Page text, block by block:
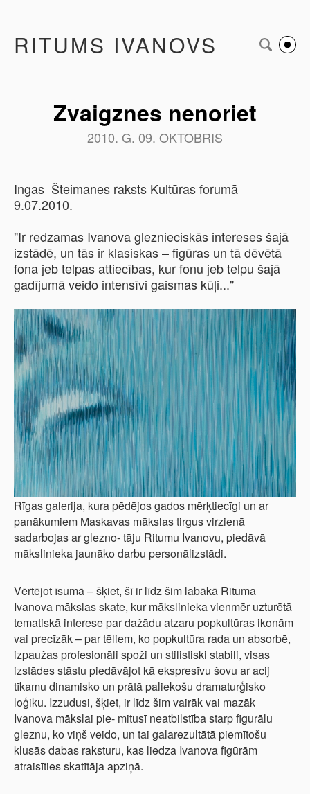
RITUMS IVANOVS
Zvaigznes nenoriet
2010. G. 09. OKTOBRIS
Ingas Šteimanes raksts Kultūras forumā
9.07.2010.
"Ir redzamas Ivanova gleznieciskās intereses šajā
izstādē, un tās ir klasiskas – figūras un tā dēvētā
fona jeb telpas attiecības, kur fonu jeb telpu šajā
gadījumā veido intensīvi gaismas kūļi..."
Rīgas galerija, kura pēdējos gados mērķtiecīgi un ar
panākumiem Maskavas mākslas tirgus virzienā
sadarbojas ar glezno- tāju Ritumu Ivanovu, piedāvā
mākslinieka jaunāko darbu personālizstādi.
Vērtējot īsumā – šķiet, šī ir līdz šim labākā Rituma
Ivanova mākslas skate, kur mākslinieka vienmēr uzturētā
tematiskā interese par dažādu atzaru popkultūras ikonām
vai precīzāk – par tēliem, ko popkultūra rada un absorbē,
izpaužas profesionāli spoži un stilistiski stabili, visas
izstādes stāstu piedāvājot kā ekspresīvu šovu ar acij
tīkamu dinamisko un prātā paliekošu dramaturģisko
loģiku. Izzudusi, šķiet, ir līdz šim vairāk vai mazāk
Ivanova mākslai pie- mitusī neatbilstība starp figurālu
gleznu, ko viņš veido, un tai galarezultātā piemītošu
klusās dabas raksturu, kas liedza Ivanova figūrām
atraisīties skatītāja apziņā.